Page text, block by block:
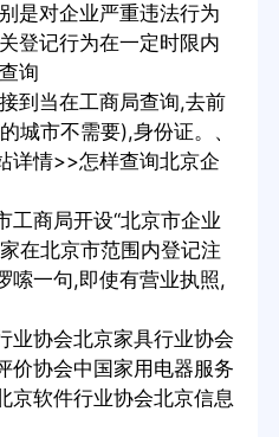
是对企业严重违法行为
登记行为在一定时限内
询
到当在工商局查询,去前
城市不需要),身份证。、
详情>>怎样查询北京企
工商局开设“北京市企业
在北京市范围内登记注
嗦一句,即使有营业执照,
业协会北京家具行业协会
价协会中国家用电器服务
京软件行业协会北京信息